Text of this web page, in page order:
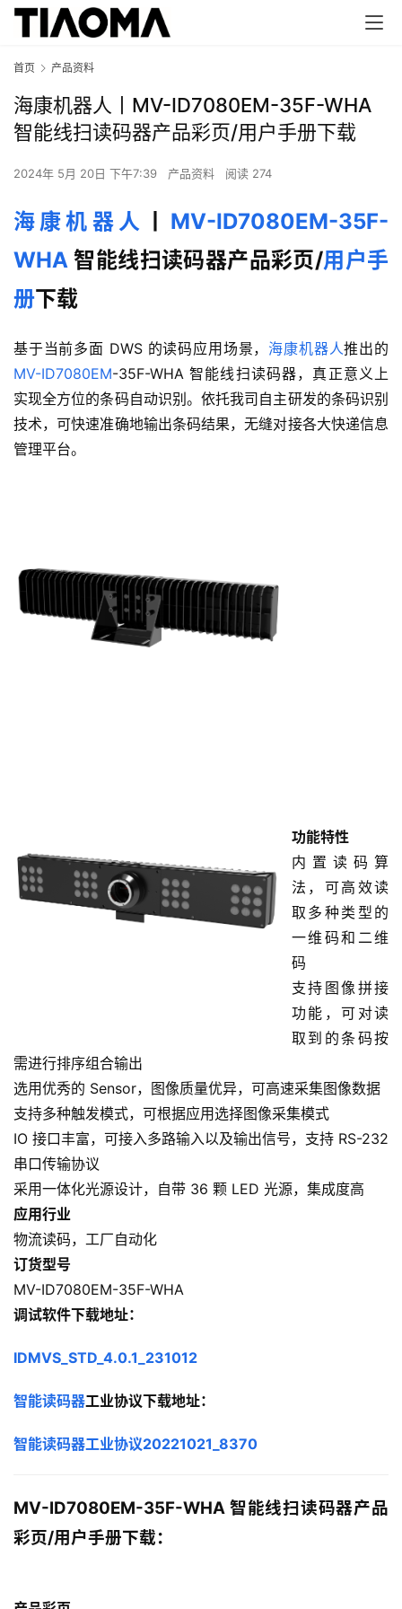
首页 产品资料
海康机器人丨MV-ID7080EM-35F-WHA
智能线扫读码器产品彩页/用户手册下载
2024年 5月 20日 下午7:39 产品资料 阅读 274
海康机器人
MV-ID7080EM-35F-
WHA 智能线扫读码器产品彩页/用户手
册下载
基于当前多面 DWS 的读码应用场景， 海康机器人
MV-ID7080EM-35F-WHA 智能线扫读码器，真正意义上
实现全方位的条码自动识别。依托我司自主研发的条码识别
技术，可快速准确地输出条码结果，无缝对接各大快递信息
管理平台。
功能特性
内置读码算
法，可高效读
取多种类型的
一维码和二维
码
支持图像拼接
功能，可对读
取到的条码按
需进行排序组合输出
选用优秀的 Sensor，图像质量优异，可高速采集图像数据
支持多种触发模式，可根据应用选择图像采集模式
IO 接口丰富，可接入多路输入以及输出信号，支持 RS-232
串口传输协议
采用一体化光源设计，自带 36 颗 LED 光源，集成度高
应用行业
物流读码，工厂自动化
订货型号
MV-ID7080EM-35F-WHA
调试软件下载地址：
IDMVS_STD_4.0.1_231012
智能读码器工业协议下载地址：
智能读码器工业协议20221021_8370
MV-ID7080EM-35F-WHA 智能线扫读码器产品
彩页/用户手册下载：